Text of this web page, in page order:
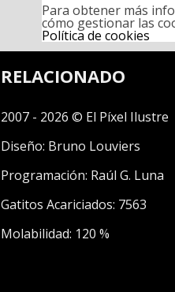
Para obtener más
cómo gestionar las
Política de cookies
RELACIONADO
2007 - 2026 © El Píxel Ilustre
Diseño: Bruno Louviers
Programación: Raúl G. Luna
Gatitos Acariciados: 7563
Molabilidad: 120 %